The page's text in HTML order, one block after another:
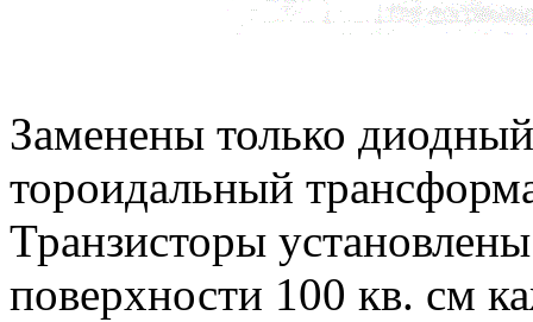
Заменены только
тороидальный
Транзисторы
поверхности 100 кв. см